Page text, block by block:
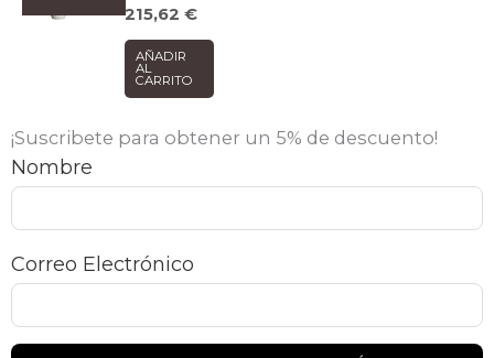
215,62€
AÑADIR
AL
CARRITO
¡Suscribete para obtener un 5% de descuento!
Nombre
Correo Electrónico